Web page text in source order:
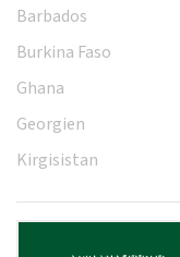
Barbados
Burkina Faso
Ghana
Georgien
Kirgisistan